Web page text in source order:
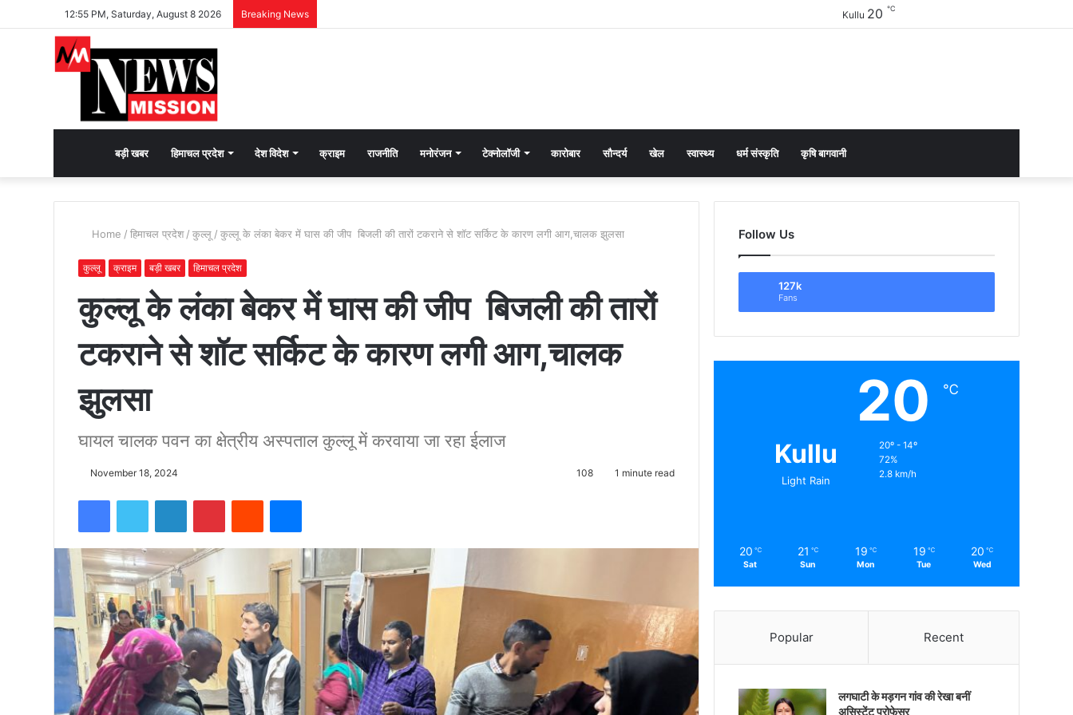
12:55 PM, Saturday, August 8 2026 Breaking News Kullu 20 ℃
भक्ति
भावना
जगाने
को
15500
उंची
चोटी
पर
फहराया
बड़ी खबर हिमाचल प्रदेश देश विदेश क्राइम राजनीति मनोरंजन टेक्नोलॉजी कारोबार सौन्दर्य खेल स्वास्थ्य धर्म संस्कृति कृषि बागवानी
Home / हिमाचल प्रदेश / कुल्लू / कुल्लू के लंका बेकर में घास की जीप बिजली की तारों टकराने से शॉट सर्किट के कारण लगी आग,चालक झुलसा
कुल्लू क्राइम बड़ी खबर हिमाचल प्रदेश
कुल्लू के लंका बेकर में घास की जीप बिजली की तारों
टकराने से शॉट सर्किट के कारण लगी आग,चालक
झुलसा
घायल चालक पवन का क्षेत्रीय अस्पताल कुल्लू में करवाया जा रहा ईलाज
November 18, 2024 108 1 minute read
Follow Us
127k
Fans
Kullu
Light Rain
20 ℃
20º - 14º
72%
2.8 km/h
20 ℃
Sat
21 ℃
Sun
19 ℃
Mon
19 ℃
Tue
20 ℃
Wed
Popular Recent
लगघाटी के मड़गन गांव की रेखा बनीं
असिस्टेंट प्रोफेसर